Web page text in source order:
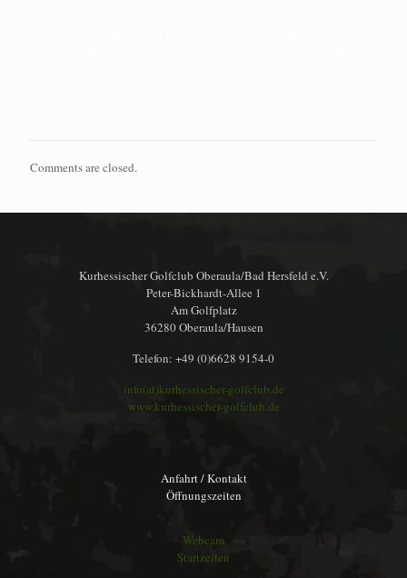
Comments are closed.
Kurhessischer Golfclub Oberaula/Bad Hersfeld e.V.
Peter-Bickhardt-Allee 1
Am Golfplatz
36280 Oberaula/Hausen
Telefon: +49 (0)6628 9154-0
info(at)kurhessischer-golfclub.de
www.kurhessischer-golfclub.de
Anfahrt / Kontakt
Öffnungszeiten
Webcam
Startzeiten